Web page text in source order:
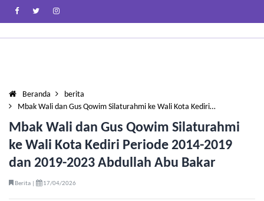
Beranda
berita
Mbak Wali dan Gus Qowim Silaturahmi ke Wali Kota Kediri…
Mbak Wali dan Gus Qowim Silaturahmi
ke Wali Kota Kediri Periode 2014-2019
dan 2019-2023 Abdullah Abu Bakar
Berita | 17/04/2026